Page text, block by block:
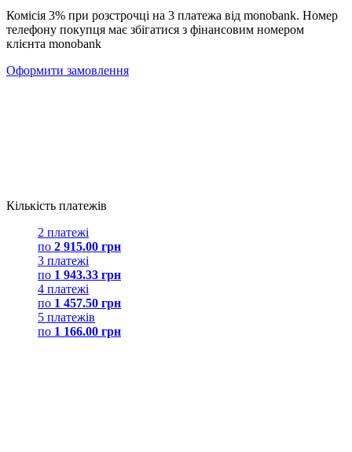
Комісія 3% при розстрочці на 3 платежа від monobank. Номер
телефону покупця має збігатися з фінансовим номером
клієнта monobank
Оформити замовлення
Кількість платежів
2 платежі
по 2 915.00 грн
3 платежі
по 1 943.33 грн
4 платежі
по 1 457.50 грн
5 платежів
по 1 166.00 грн